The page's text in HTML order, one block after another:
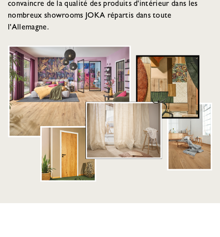
convaincre de la qualité des produits d'intérieur dans les
nombreux showrooms JOKA répartis dans toute
l'Allemagne.